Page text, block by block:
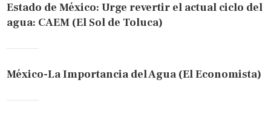
Estado de México: Urge revertir el actual ciclo del
agua: CAEM (El Sol de Toluca)
México-La Importancia del Agua (El Economista)